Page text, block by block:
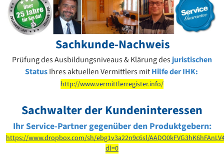
Sachkunde-Nachweis
Prüfung des Ausbildungsniveaus& Klärung desjuristischen
StatusIhres aktuellen Vermittlers mitHilfe der IHK:
http://www.vermittlerregister.info/
Sachwalter der Kundeninteressen
Ihr Service-Partner gegenüber den Produktgebern:
https://www.dropbox.com/sh/ebg1v3a22n9c6sl/
dl=0